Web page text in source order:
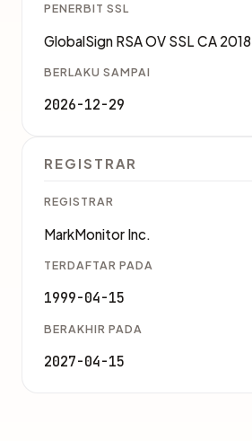
PENERBIT SSL
GlobalSign RSA OV SSL CA 2018
BERLAKU SAMPAI
2026-12-29
REGISTRAR
REGISTRAR
MarkMonitor Inc.
TERDAFTAR PADA
1999-04-15
BERAKHIR PADA
2027-04-15